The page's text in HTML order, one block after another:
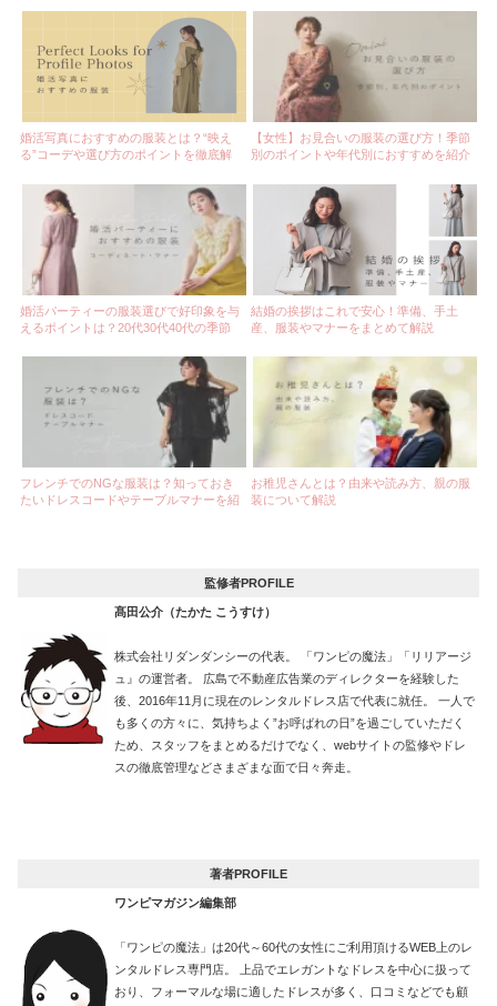
婚活写真におすすめの服装とは？“映え
る”コーデや選び方のポイントを徹底解
【女性】お見合いの服装の選び方！季節
別のポイントや年代別におすすめを紹介
婚活パーティーの服装選びで好印象を与
えるポイントは？20代30代40代の季節
結婚の挨拶はこれで安心！準備、手土
産、服装やマナーをまとめて解説
フレンチでのNGな服装は？知っておき
たいドレスコードやテーブルマナーを紹
お稚児さんとは？由来や読み方、親の服
装について解説
監修者PROFILE
髙田公介（たかた こうすけ）
株式会社リダンダンシーの代表。 「ワンピの魔法」「リリアージ
ュ』の運営者。 広島で不動産広告業のディレクターを経験した
後、2016年11月に現在のレンタルドレス店で代表に就任。 一人で
も多くの方々に、気持ちよく”お呼ばれの日”を過ごしていただく
ため、スタッフをまとめるだけでなく、webサイトの監修やドレ
スの徹底管理などさまざまな面で日々奔走。
著者PROFILE
ワンピマガジン編集部
「ワンピの魔法」は20代～60代の女性にご利用頂けるWEB上のレ
ンタルドレス専門店。 上品でエレガントなドレスを中心に扱って
おり、フォーマルな場に適したドレスが多く、口コミなどでも顧